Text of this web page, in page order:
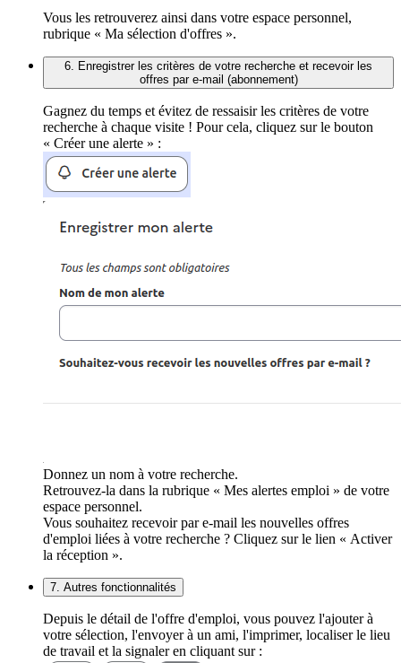
Vous les retrouverez ainsi dans votre espace personnel,
rubrique « Ma sélection d'offres ».
6. Enregistrer les critères de votre recherche et recevoir les
offres par e-mail (abonnement)
Gagnez du temps et évitez de ressaisir les critères de votre
recherche à chaque visite ! Pour cela, cliquez sur le bouton
« Créer une alerte » :
Donnez un nom à votre recherche.
Retrouvez-la dans la rubrique « Mes alertes emploi » de votre
espace personnel.
Vous souhaitez recevoir par e-mail les nouvelles offres
d'emploi liées à votre recherche ? Cliquez sur le lien « Activer
la réception ».
7. Autres fonctionnalités
Depuis le détail de l'offre d'emploi, vous pouvez l'ajouter à
votre sélection, l'envoyer à un ami, l'imprimer, localiser le lieu
de travail et la signaler en cliquant sur :